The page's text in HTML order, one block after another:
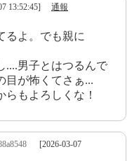
13:52:45] 通報
るよ。でも親に
....男子とはつるんで
目が怖くてさぁ...
もよろしくな！
[2026-03-07